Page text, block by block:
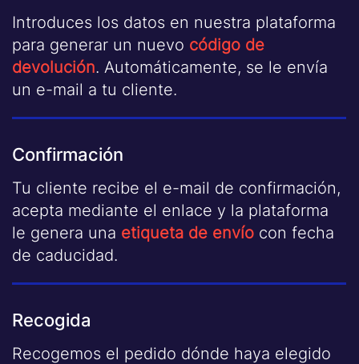
Introduces los datos en nuestra plataforma
para generar un nuevo código de
devolución. Automáticamente, se le envía
un e-mail a tu cliente.
Confirmación
Tu cliente recibe el e-mail de confirmación,
acepta mediante el enlace y la plataforma
le genera una etiqueta de envío con fecha
de caducidad.
Recogida
Recogemos el pedido dónde haya elegido